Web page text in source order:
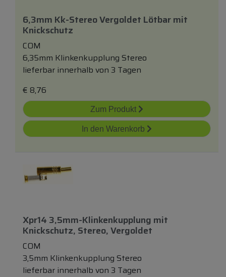
6,3mm Kk-Stereo Vergoldet Lötbarmit
Knickschutz
COM
6,35mm Klinkenkupplung Stereo
lieferbar innerhalb von 3 Tagen
€ 8,76
Zum Produkt
In den Warenkorb
Xpr14 3,5mm-Klinkenkupplung mit
Knickschutz, Stereo, Vergoldet
COM
3,5mm Klinkenkupplung Stereo
lieferbar innerhalb von 3 Tagen